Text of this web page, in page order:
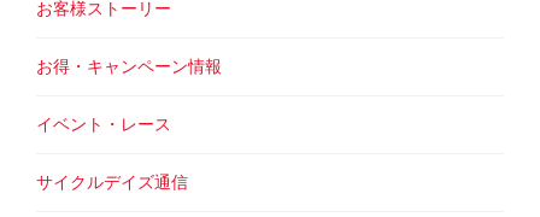
お客様ストーリー
お得・キャンペーン情報
イベント・レース
サイクルデイズ通信